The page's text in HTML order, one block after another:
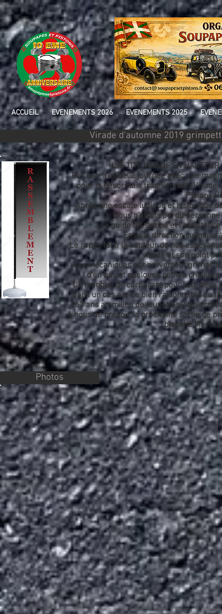
ACCUEIL EVENEMENTS 2026 EVENEMENTS 2025
Virade d'automne 2019
UNE TITE VIRADE EN
Par une très belle journée avec une
pour la désormais traditionnelle Virade
Pistons
Après une escale ludique et historique
Nous n'avons perdu
Le guide fut sympa et
Ensuite direction culinaire
Le repas fût à la hauteur de nos
virade et son point
Les mécaniques ont bravement grimpé
d'en bas et quelques petites
Un manque de carburant pour l'un, deux
dans un cas est-ce bien raisonnable de
63 ans au milieu de jeunettes ? Un
A nous de prévoir la prochaine sortie de
blanche Merci
Photos